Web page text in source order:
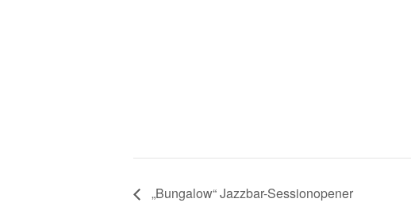
„Bungalow“ Jazzbar-Sessionopener